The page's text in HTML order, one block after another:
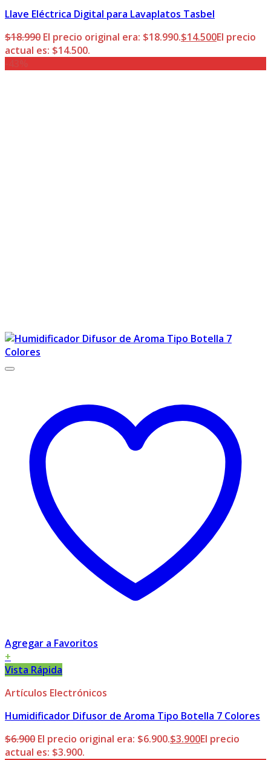
Llave Eléctrica Digital para Lavaplatos Tasbel
$18.990 El precio original era: $18.990.$14.500El precio
actual es: $14.500.
Agregar a Favoritos
+
Vista Rápida
Artículos Electrónicos
Humidificador Difusor de Aroma Tipo Botella 7 Colores
$6.900 El precio original era: $6.900.$3.900El precio
actual es: $3.900.